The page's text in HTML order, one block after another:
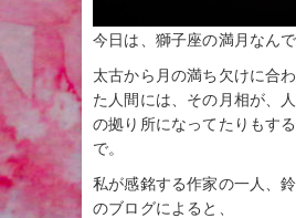
今日は、獅子座の満月なんで
太古から月の満ち欠けに合
た人間には、その月相が、
の拠り所になってたりもす
で。
私が感銘する作家の一人、
のブログによると、